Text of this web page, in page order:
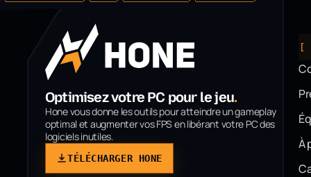
Optimisez votre PC pour le jeu.
Hone vous donne les outils pour atteindre un gameplay
optimal et augmenter vos FPS en libérant votre PC des
logiciels inutiles.
TÉLÉCHARGER HONE
[
À